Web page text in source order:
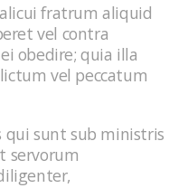
fratrum aliquid
vel contra
obedire; quia illa
vel peccatum
sunt sub ministris
servorum